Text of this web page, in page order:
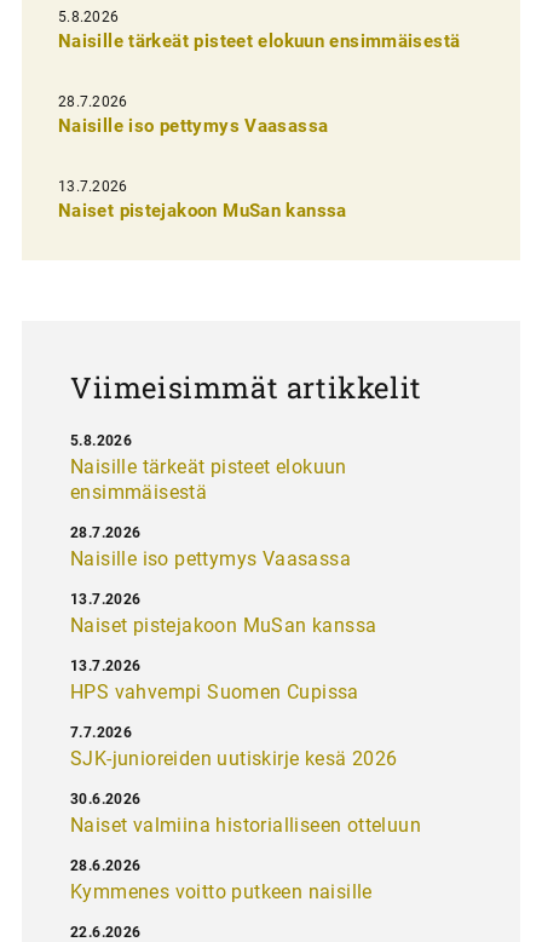
i
e
n
s
e
l
5.8.2026
Naisille tärkeät pisteet elokuun ensimmäisestä
28.7.2026
Naisille iso pettymys Vaasassa
13.7.2026
Naiset pistejakoon MuSan kanssa
Viimeisimmät artikkelit
Naisille tärkeät pisteet elokuun
ensimmäisestä
5.8.2026
Naisille iso pettymys Vaasassa
28.7.2026
Naiset pistejakoon MuSan kanssa
13.7.2026
HPS vahvempi Suomen Cupissa
13.7.2026
SJK-junioreiden uutiskirje kesä 2026
7.7.2026
Naiset valmiina historialliseen otteluun
30.6.2026
Kymmenes voitto putkeen naisille
28.6.2026
22.6.2026